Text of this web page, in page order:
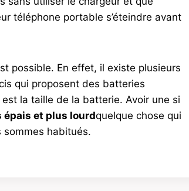
téléphone portable s’éteindre avant
possible. En effet, il existe plusieurs
qui proposent des batteries
la taille de la batterie. Avoir une si
épais et plus lourdquelque chose qui
sommes habitués.